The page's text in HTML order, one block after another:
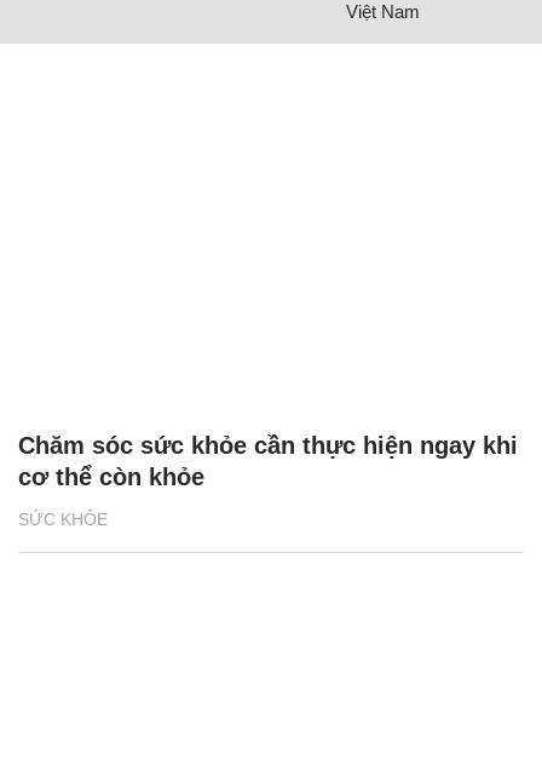
Việt Nam
SỨC KHỎE
Chăm sóc sức khỏe cần thực hiện ngay khi
cơ thể còn khỏe